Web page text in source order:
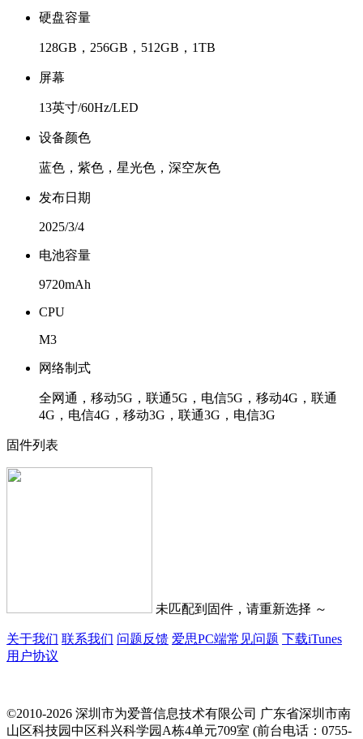
硬盘容量
128GB，256GB，512GB，1TB
屏幕
13英寸/60Hz/LED
设备颜色
蓝色，紫色，星光色，深空灰色
发布日期
2025/3/4
电池容量
9720mAh
CPU
M3
网络制式
全网通，移动5G，联通5G，电信5G，移动4G，联通
4G，电信4G，移动3G，联通3G，电信3G
固件列表
未匹配到固件，请重新选择 ～
关于我们 联系我们 问题反馈 爱思PC端常见问题 下载iTunes
用户协议
©2010-2026 深圳市为爱普信息技术有限公司 广东省深圳市南
山区科技园中区科兴科学园A栋4单元709室 (前台电话：0755-